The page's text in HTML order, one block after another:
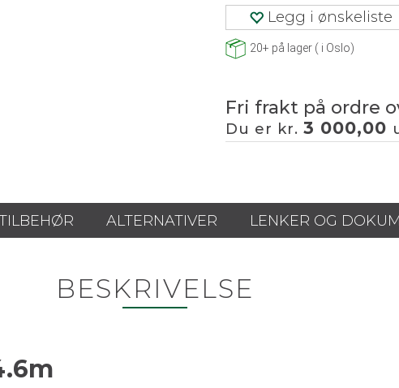
Legg i ønskeliste
20+ på lager ( i Oslo)
Fri frakt på ordre
Du er kr. 3 000,00
ALTERNATIVER LENKER OG
BESKRIVELSE